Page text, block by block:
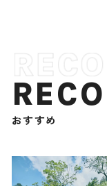
おすすめ